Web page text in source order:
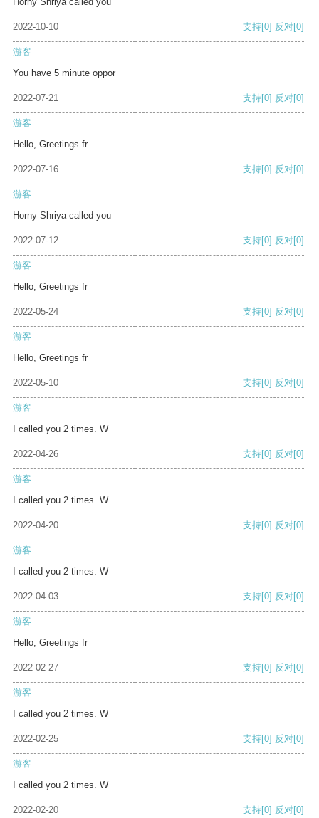
2022-10-10 支持[0] 反对[0]
游客
You have 5 minute oppor
2022-07-21 支持[0] 反对[0]
游客
Hello, Greetings fr
2022-07-16 支持[0] 反对[0]
游客
Horny Shriya called you
2022-07-12 支持[0] 反对[0]
游客
Hello, Greetings fr
2022-05-24 支持[0] 反对[0]
游客
Hello, Greetings fr
2022-05-10 支持[0] 反对[0]
游客
I called you 2 times. W
2022-04-26 支持[0] 反对[0]
游客
I called you 2 times. W
2022-04-20 支持[0] 反对[0]
游客
I called you 2 times. W
2022-04-03 支持[0] 反对[0]
游客
Hello, Greetings fr
2022-02-27 支持[0] 反对[0]
游客
I called you 2 times. W
2022-02-25 支持[0] 反对[0]
游客
I called you 2 times. W
2022-02-20 支持[0] 反对[0]